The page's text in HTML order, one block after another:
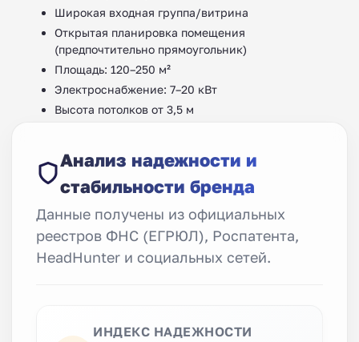
Широкая входная группа/витрина
Открытая планировка помещения
(предпочтительно прямоугольник)
Площадь: 120–250 м²
Электроснабжение: 7–20 кВт
Высота потолков от 3,5 м
Анализ надежности и
стабильности бренда
Данные получены из официальных
реестров ФНС (ЕГРЮЛ), Роспатента,
HeadHunter и социальных сетей.
ИНДЕКС НАДЕЖНОСТИ